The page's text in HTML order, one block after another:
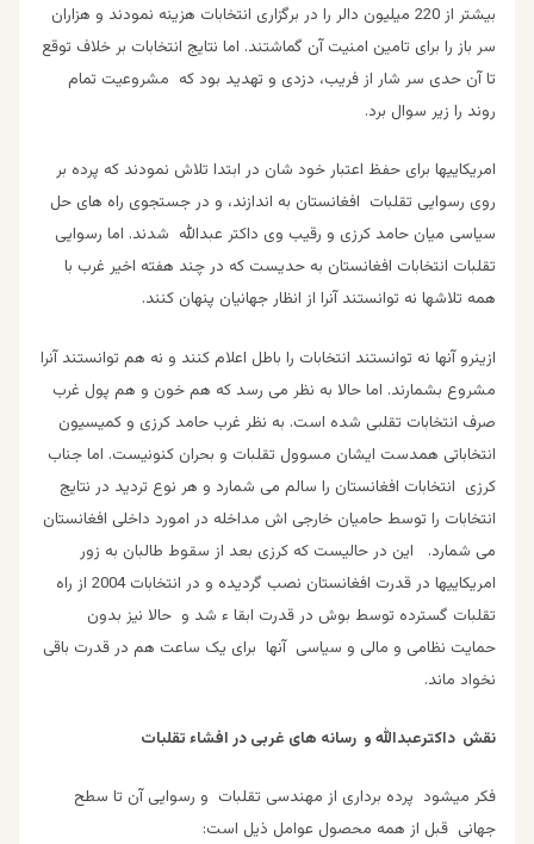
بیشتر از 220 میلیون دالر را در برگزاری انتخابات هزینه نمودند و هزاران
سر باز را برای تامین امنیت آن گماشتند. اما نتایج انتخابات بر خلاف توقع
تا آن حدی سر شار از فریب، دزدی و تهدید بود که مشروعیت تمام
روند را زیر سوال برد.
امریکاییها برای حفظ اعتبار خود شان در ابتدا تلاش نمودند که پرده بر
روی رسوایی تقلبات افغانستان به اندازند، و در جستجوی راه های حل
سیاسی میان حامد کرزی و رقیب وی داکتر عبدالله شدند. اما رسوایی
تقلبات انتخابات افغانستان به حدیست که در چند هفته اخیر غرب با
همه تلاشها نه توانستند آنرا از انظار جهانیان پنهان کنند.
ازینرو آنها نه توانستند انتخابات را باطل اعلام کنند و نه هم توانستند آنرا
مشروع بشمارند. اما حالا به نظر می رسد که هم خون و هم پول غرب
صرف انتخابات تقلبی شده است. به نظر غرب حامد کرزی و کمیسیون
انتخاباتی همدست ایشان مسوول تقلبات و بحران کنونیست. اما جناب
کرزی انتخابات افغانستان را سالم می شمارد و هر نوع تردید در نتایج
انتخابات را توسط حامیان خارجی اش مداخله در امورد داخلی افغانستان
می شمارد. این در حالیست که کرزی بعد از سقوط طالبان به زور
امریکاییها در قدرت افغانستان نصب گردیده و در انتخابات 2004 از راه
تقلبات گسترده توسط بوش در قدرت ابقا ء شد و حالا نیز بدون
حمایت نظامی و مالی و سیاسی آنها برای یک ساعت هم در قدرت باقی
نخواد ماند.
نقش داکترعبدالله و رسانه های غربی در افشاء تقلبات
فکر میشود پرده برداری از مهندسی تقلبات و رسوایی آن تا سطح
جهانی قبل از همه محصول عوامل ذیل است: